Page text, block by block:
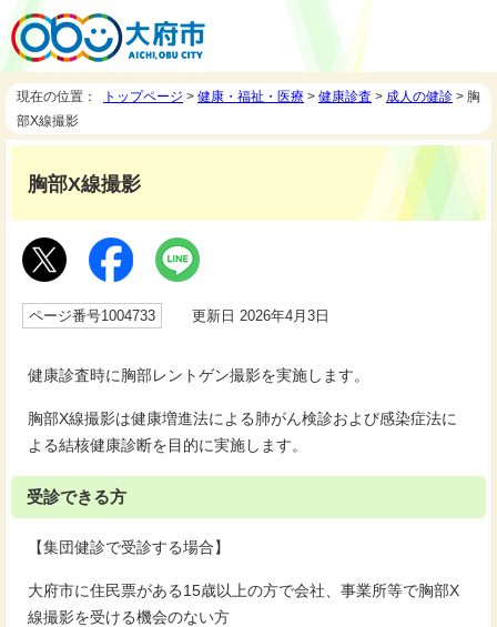
現在の位置： トップページ > 健康・福祉・医療 > 健康診査 > 成人の健診 > 胸
部X線撮影
胸部X線撮影
ページ番号1004733 更新日 2026年4月3日
健康診査時に胸部レントゲン撮影を実施します。
胸部X線撮影は健康増進法による肺がん検診および感染症法に
よる結核健康診断を目的に実施します。
受診できる方
【集団健診で受診する場合】
大府市に住民票がある15歳以上の方で会社、事業所等で胸部X
線撮影を受ける機会のない方